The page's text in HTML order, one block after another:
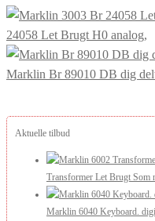
24058 Let Brugt H0 analog,
Marklin Br 89010 DB dig
Aktuelle tilbud
Transformer Let Brugt Som
Marklin 6040 Keyboard.